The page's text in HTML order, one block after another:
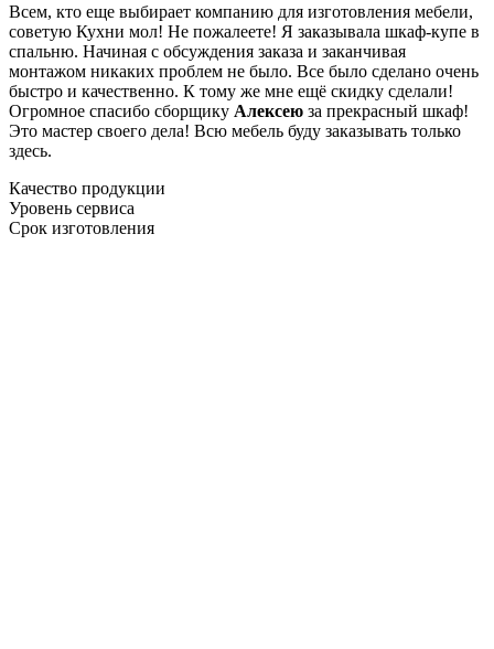
Всем, кто еще выбирает компанию для изготовления мебели,
советую Кухни мол! Не пожалеете! Я заказывала шкаф-купе в
спальню. Начиная с обсуждения заказа и заканчивая
монтажом никаких проблем не было. Все было сделано очень
быстро и качественно. К тому же мне ещё скидку сделали!
Огромное спасибо сборщику Алексею за прекрасный шкаф!
Это мастер своего дела! Всю мебель буду заказывать только
здесь.
Качество продукции
Уровень сервиса
Срок изготовления